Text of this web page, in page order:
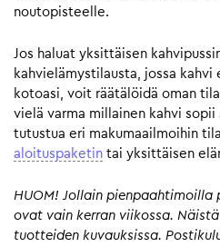
noutopisteelle.
Jos haluat yksittäisen
kahvielämystilausta, jossa kahvi
kotoasi, voit räätälöidä oman
vielä varma millainen kahvi
tutustua eri makumaailmoihin
aloituspaketin tai yksittäisen
HUOM! Jollain
ovat vain kerran viikossa.
tuotteiden kuvauksissa.